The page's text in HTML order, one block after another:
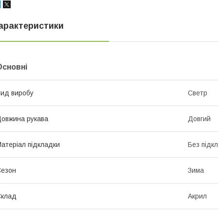
виробу Светр
рукава Довгий
підкладки Без
Зима
Акрил